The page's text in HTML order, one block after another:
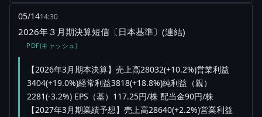
05/1414:30
2026年３月期決算短信〔日本基準〕(連結)
PDF(キャッシュ)
【2026年3月期本決算】売上高28032(+10.2%)営業利益
3404(+19.0%)経常利益3818(+18.8%)純利益（親）
2281(-3.2%) EPS（基）117.25円/株 配当金90円/株
【2027年3月期業績予想】売上高28640(+2.2%)営業利益